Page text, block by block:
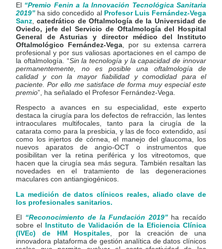
El “Premio Fenin a la Innovación Tecnológica Sanitaria
2019” ha sido concedido al Profesor Luis Fernández-Vega
Sanz catedrático de Oftalmología de la Universidad de
Oviedo, jefe del Servicio de Oftalmología del Hospital
General de Asturias y director médico del Instituto
Oftalmológico Fernández-Vega , por su extensa carrera
profesional y por sus valiosas aportaciones en el campo de
la oftalmología. “Sin la tecnología y la capacidad de innovar
permanentemente, no es posible una oftalmología de
calidad y con la mayor fiabilidad y comodidad para el
paciente. Por ello me satisface de forma muy especial este
premio”, ha señalado el Profesor Fernández-Vega.
Respecto a avances en su especialidad, este experto
destaca la cirugía para los defectos de refracción, las lentes
intraoculares multifocales, tanto para la cirugía de la
catarata como para la presbicia, y las de foco extendido, así
como los injertos de córnea, el manejo del glaucoma, los
nuevos aparatos de angio-OCT o instrumentos que
posibilitan ver la retina periférica y los vitreotomos, que
hacen que la cirugía sea más segura. También resaltan las
novedades en el tratamiento de las degeneraciones
maculares con antiangiogénicos.
La medición de datos clínicos reales, aliado clave de
los profesionales sanitarios.
El “Reconocimiento de la Fundación 2019” ha recaído
sobre el Instituto de Validación de la Eficiencia Clínica
(IVEc) de HM Hospitales , por la creación de una
innovadora plataforma de gestión analítica de datos clínicos